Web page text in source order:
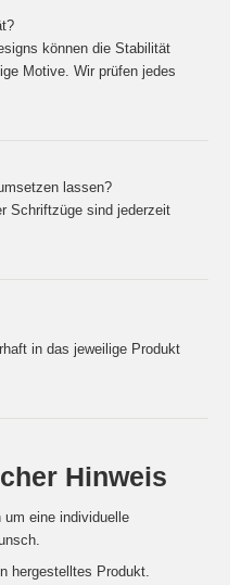
können die Stabilität
Motive. Wir prüfen jedes
lassen?
Schriftzüge sind jederzeit
in das jeweilige Produkt
Hinweis
um eine individuelle
.
hergestelltes Produkt.